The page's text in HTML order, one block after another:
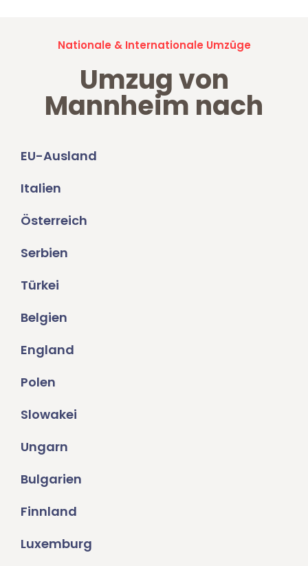
Nationale & Internationale Umzüge
Umzug von
Mannheim nach
EU-Ausland
Italien
Österreich
Serbien
Türkei
Belgien
England
Polen
Slowakei
Ungarn
Bulgarien
Finnland
Luxemburg